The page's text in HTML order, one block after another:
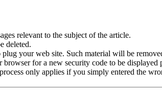
relevant to the subject of the article.
deleted.
plug your web site. Such material will be
browser for a new security code to be
only applies if you simply entered the